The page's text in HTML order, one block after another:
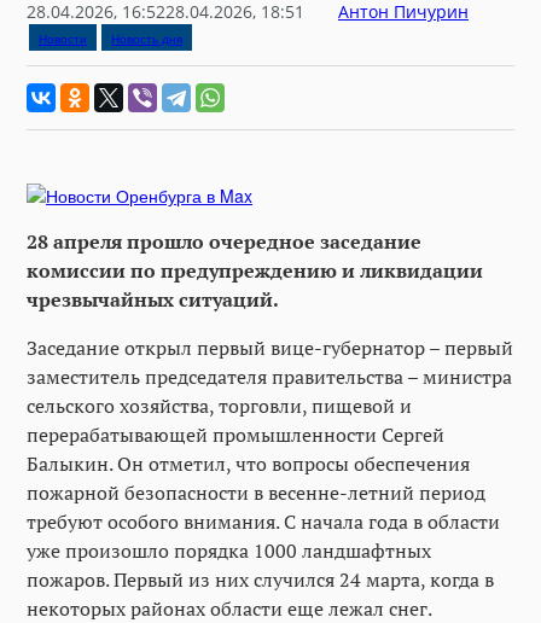
28.04.2026, 16:5228.04.2026, 18:51 Антон Пичурин
Новости Новость дня
28 апреля прошло очередное заседание
комиссии по предупреждению и ликвидации
чрезвычайных ситуаций.
Заседание открыл первый вице-губернатор – первый
заместитель председателя правительства – министра
сельского хозяйства, торговли, пищевой и
перерабатывающей промышленности Сергей
Балыкин. Он отметил, что вопросы обеспечения
пожарной безопасности в весенне-летний период
требуют особого внимания. С начала года в области
уже произошло порядка 1000 ландшафтных
пожаров. Первый из них случился 24 марта, когда в
некоторых районах области еще лежал снег.